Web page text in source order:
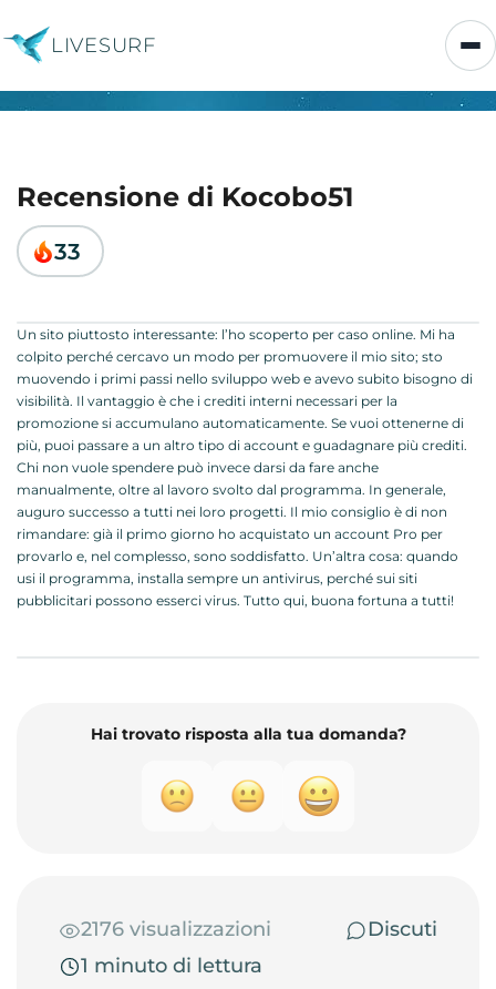
LIVESURF
Recensione di Kocobo51
33
Un sito piuttosto interessante: l’ho scoperto per caso online. Mi ha
colpito perché cercavo un modo per promuovere il mio sito; sto
muovendo i primi passi nello sviluppo web e avevo subito bisogno di
visibilità. Il vantaggio è che i crediti interni necessari per la
promozione si accumulano automaticamente. Se vuoi ottenerne di
più, puoi passare a un altro tipo di account e guadagnare più crediti.
Chi non vuole spendere può invece darsi da fare anche
manualmente, oltre al lavoro svolto dal programma. In generale,
auguro successo a tutti nei loro progetti. Il mio consiglio è di non
rimandare: già il primo giorno ho acquistato un account Pro per
provarlo e, nel complesso, sono soddisfatto. Un’altra cosa: quando
usi il programma, installa sempre un antivirus, perché sui siti
pubblicitari possono esserci virus. Tutto qui, buona fortuna a tutti!
Hai trovato risposta alla tua domanda?
2176 visualizzazioni
Discuti
1 minuto di lettura